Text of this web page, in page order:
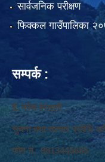
सार्वजनिक परीक्षण
फिक्कल गाउँपालिका
सम्पर्क :
ई. नरेश बराइली
सुचना तथा सञ्‍चार प्रविधि
फोन नं. 9813445685